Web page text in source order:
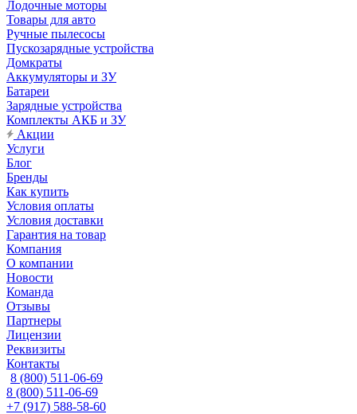
Лодочные моторы
Товары для авто
Ручные пылесосы
Пускозарядные устройства
Домкраты
Аккумуляторы и ЗУ
Батареи
Зарядные устройства
Комплекты АКБ и ЗУ
Акции
Услуги
Блог
Бренды
Как купить
Условия оплаты
Условия доставки
Гарантия на товар
Компания
О компании
Новости
Команда
Отзывы
Партнеры
Лицензии
Реквизиты
Контакты
8 (800) 511-06-69
8 (800) 511-06-69
+7 (917) 588-58-60